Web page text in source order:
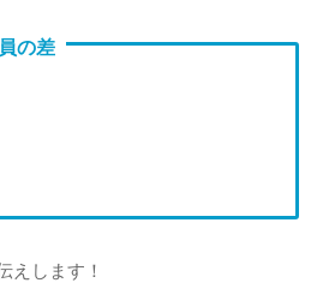
の差
えします！